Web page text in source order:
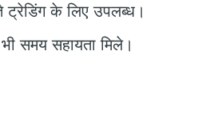
के लिए उपलब्ध।
समय सहायता मिले।